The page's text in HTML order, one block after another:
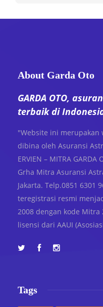
About Garda Oto
GARDA OTO,
terbaik di
"Website ini merupakan
dibina oleh Asuransi
ERVIEN – MITRA
Grha Mitra Asuransi
Jakarta. Telp.0851 6301
teregistrasi resmi
2008 dengan kode
lisensi dari AAUI
Tags